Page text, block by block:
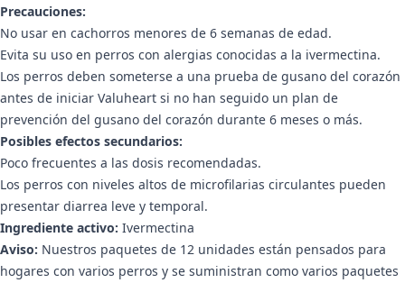
Precauciones:
No usar en cachorros menores de 6 semanas de edad.
Evita su uso en perros con alergias conocidas a la ivermectina.
Los perros deben someterse a una prueba de gusano del corazón
antes de iniciar Valuheart si no han seguido un plan de
prevención del gusano del corazón durante 6 meses o más.
Posibles efectos secundarios:
Poco frecuentes a las dosis recomendadas.
Los perros con niveles altos de microfilarias circulantes pueden
presentar diarrea leve y temporal.
Ingrediente activo: Ivermectina
Aviso: Nuestros paquetes de 12 unidades están pensados para
hogares con varios perros y se suministran como varios paquetes